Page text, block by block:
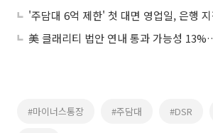
#마이너스통장 #주담대 #DSR